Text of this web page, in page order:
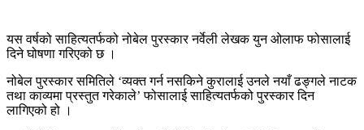
यस वर्षको साहित्यतर्फको नोबेल पुरस्कार नर्वेली लेखक युन ओलाफ फोसालाई
दिने घोषणा गरिएको छ ।
नोबेल पुरस्कार समितिले ‘व्यक्त गर्न नसकिने कुरालाई उनले नयाँ ढङ्गले नाटक
तथा काव्यमा प्रस्तुत गरेकाले’ फोसालाई साहित्यतर्फको पुरस्कार दिन
लागिएको हो ।